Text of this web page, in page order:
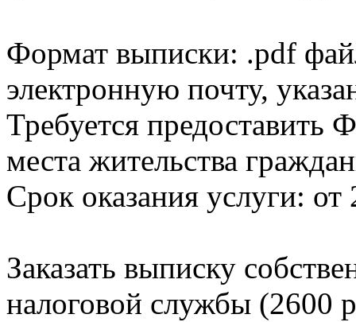
Формат выписки: .pdf
электронную почту,
Требуется
места жительства
Срок оказания услуги: от
Заказать выписку
налоговой службы (2600